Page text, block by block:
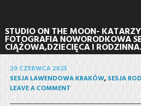
STUDIO ON THE MOON-
FOTOGRAFIA NOWORODKOWA
CIĄŻOWA,DZIECIĘCA I
20 CZERWCA 2025
SESJA LAWENDOWA KRAKÓW,SESJA
LEAVE A COMMENT